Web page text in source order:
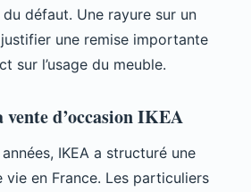
défaut. Une rayure sur un
une remise importante
sur l’usage du meuble.
d’occasion IKEA
IKEA a structuré une
en France. Les particuliers